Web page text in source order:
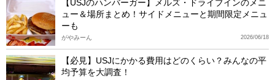
【USJのハンバーガー】メルズ・ドライブインのメニ
ュー＆場所まとめ！サイドメニューと期間限定メニュ
ーも
2026/06/18
がやみーん
【必見】USJにかかる費用はどのくらい？みんなの平
均予算を大調査！